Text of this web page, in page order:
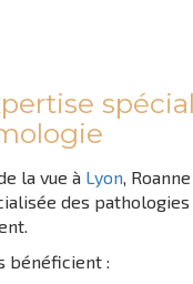
la vue à Lyon ,
des
bénéficient :